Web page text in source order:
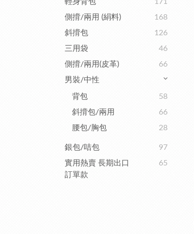
側揹/兩用 (絹料)
168
斜揹包
126
三用袋
46
側揹/兩用(皮革)
66
男裝/中性
背包
58
斜揹包/兩用
66
腰包/胸包
28
銀包/咭包
97
實用熱賣 長期出口
訂單款
65